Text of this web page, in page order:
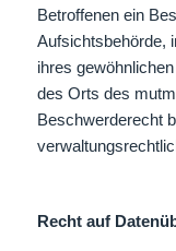
Betroffenen ein
Aufsichtsbehörde,
ihres
des Orts des
Beschwerderecht
Recht auf